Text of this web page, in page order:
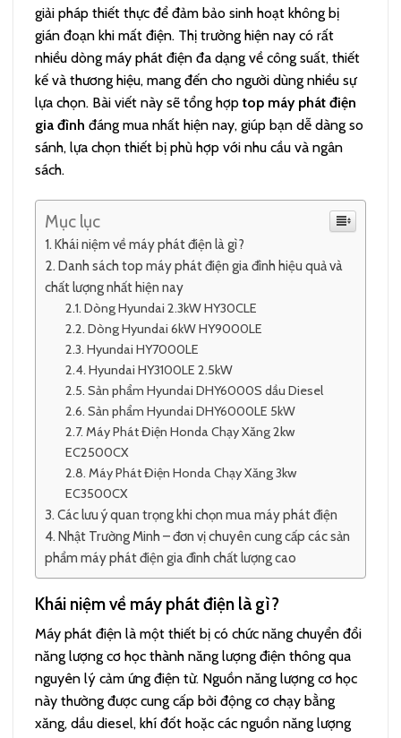
giải pháp thiết thực để đảm bảo sinh hoạt không bị
gián đoạn khi mất điện. Thị trường hiện nay có rất
nhiều dòng máy phát điện đa dạng về công suất, thiết
kế và thương hiệu, mang đến cho người dùng nhiều sự
lựa chọn. Bài viết này sẽ tổng hợp top máy phát điện
gia đình đáng mua nhất hiện nay, giúp bạn dễ dàng so
sánh, lựa chọn thiết bị phù hợp với nhu cầu và ngân
sách.
Mục lục
Khái niệm về máy phát điện là gì?
Danh sách top máy phát điện gia đình hiệu quả và
chất lượng nhất hiện nay
Dòng Hyundai 2.3kW HY30CLE
Dòng Hyundai 6kW HY9000LE
Hyundai HY7000LE
Hyundai HY3100LE 2.5kW
Sản phẩm Hyundai DHY6000S dầu Diesel
Sản phẩm Hyundai DHY6000LE 5kW
Máy Phát Điện Honda Chạy Xăng 2kw
EC2500CX
Máy Phát Điện Honda Chạy Xăng 3kw
EC3500CX
Các lưu ý quan trọng khi chọn mua máy phát điện
Nhật Trường Minh – đơn vị chuyên cung cấp các sản
phẩm máy phát điện gia đình chất lượng cao
Khái niệm về máy phát điện là gì?
Máy phát điện là một thiết bị có chức năng chuyển đổi
năng lượng cơ học thành năng lượng điện thông qua
nguyên lý cảm ứng điện từ. Nguồn năng lượng cơ học
này thường được cung cấp bởi động cơ chạy bằng
xăng, dầu diesel, khí đốt hoặc các nguồn năng lượng